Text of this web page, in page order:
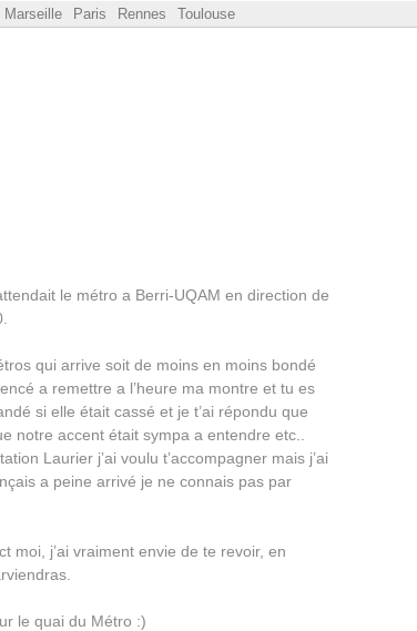
Marseille Paris Rennes Toulouse
le métro a Berri-UQAM en direction de
qui arrive soit de moins en moins bondé
a remettre a l’heure ma montre et tu es
si elle était cassé et je t’ai répondu que
notre accent était sympa a entendre etc..
Laurier j’ai voulu t’accompagner mais j’ai
a peine arrivé je ne connais pas par
moi, j’ai vraiment envie de te revoir, en
le quai du Métro :)